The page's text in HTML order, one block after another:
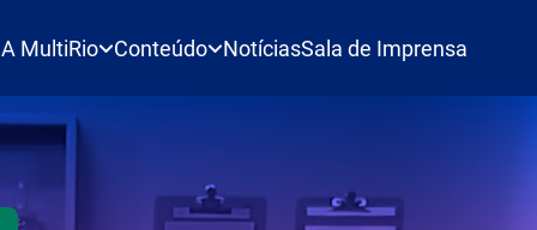
A MultiRio Conteúdo NotíciasSala de Imprensa